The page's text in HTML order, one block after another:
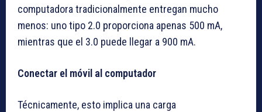
computadora tradicionalmente entregan mucho
menos: uno tipo 2.0 proporciona apenas 500 mA,
mientras que el 3.0 puede llegar a 900 mA.
Conectar el móvil al computador
Técnicamente, esto implica una carga